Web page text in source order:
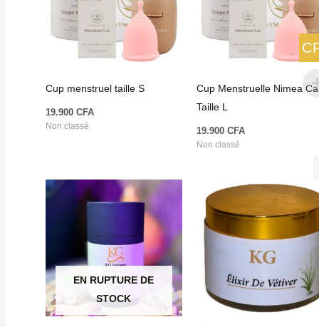
Cup menstruel taille S
19.900 CFA
Non classé
Cup Menstruelle Nimea
Taille L
19.900 CFA
Non classé
EN RUPTURE DE
STOCK